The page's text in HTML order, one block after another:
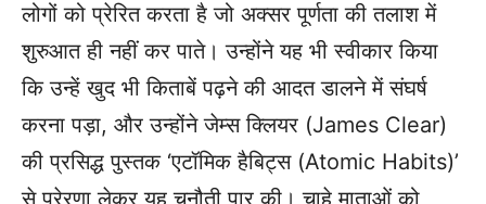
लोगों को प्रेरित करता है जो अक्सर पूर्णता की तलाश में
शुरुआत ही नहीं कर पाते। उन्होंने यह भी स्वीकार किया
कि उन्हें खुद भी किताबें पढ़ने की आदत डालने में संघर्ष
करना पड़ा, और उन्होंने जेम्स क्लियर (James Clear)
की प्रसिद्ध पुस्तक ‘एटॉमिक हैबिट्स (Atomic Habits)’
से प्रेरणा लेकर यह चुनौती पार की। चाहे माताओं को